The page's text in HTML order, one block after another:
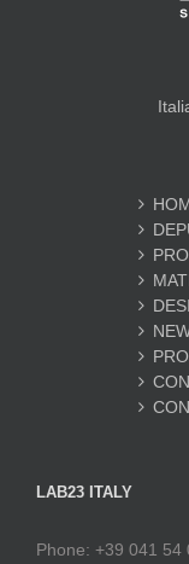
LAB23 ITALY
Phone: +39 041 54